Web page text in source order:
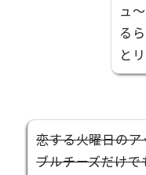
ュ
る
と
恋する火曜日の
ブルチーズだけ